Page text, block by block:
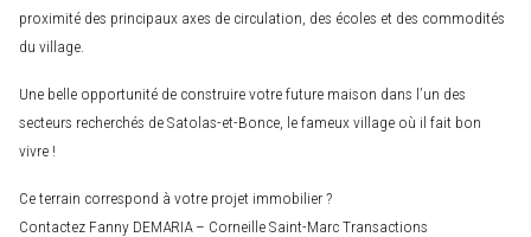
proximité des principaux axes de circulation, des écoles et des commodités
du village.
Une belle opportunité de construire votre future maison dans l’un des
secteurs recherchés de Satolas-et-Bonce, le fameux village où il fait bon
vivre !
Ce terrain correspond à votre projet immobilier ?
Contactez Fanny DEMARIA – Corneille Saint-Marc Transactions